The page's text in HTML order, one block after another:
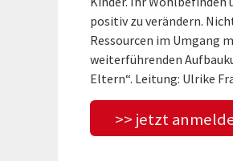
positiv zu verändern.
Ressourcen im Umgang
weiterführenden
Eltern“. Leitung: Ulrike
>> jetzt